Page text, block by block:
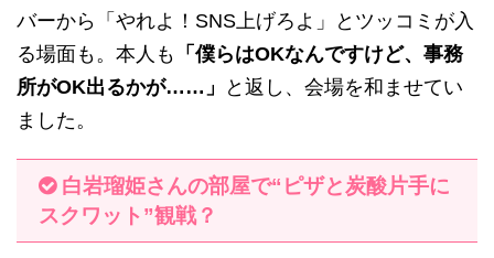
バーから「やれよ！SNS上げろよ」とツッコミが入
る場面も。本人も 「僕らはOKなんですけど、事務
所がOK出るかが……」
と返し、会場を和ませてい
ました。
白岩瑠姫さんの部屋で“ピザと炭酸片手に
スクワット”観戦？